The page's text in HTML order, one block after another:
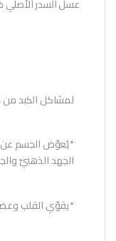
عسل السدر الأصلي
لمشاكل الكبد من
*يُعوّض الجسم عن
الجهد الذهنيّ
*يقوّي القلب